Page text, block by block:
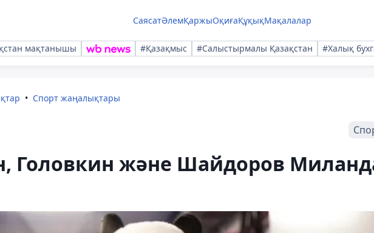
СаясатӘлемҚаржыОқиғаҚұқықМақалалар
мақтанышы #Қазақмыс #Салыстырмалы Қазақстан #Халық
Спорт жаңалықтары
Головкин және Шайдоров